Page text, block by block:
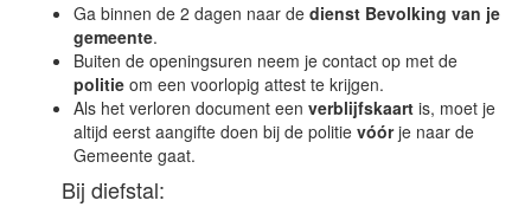
Ga binnen de 2 dagen naar dedienst Bevolking van je
gemeente.
Buiten de openingsuren neem je contact op met de
politie om een voorlopig attest te krijgen.
Als het verloren document eenverblijfskaart is, moet je
altijd eerst aangifte doen bij de politievóórje naar de
Gemeente gaat.
Bij diefstal: